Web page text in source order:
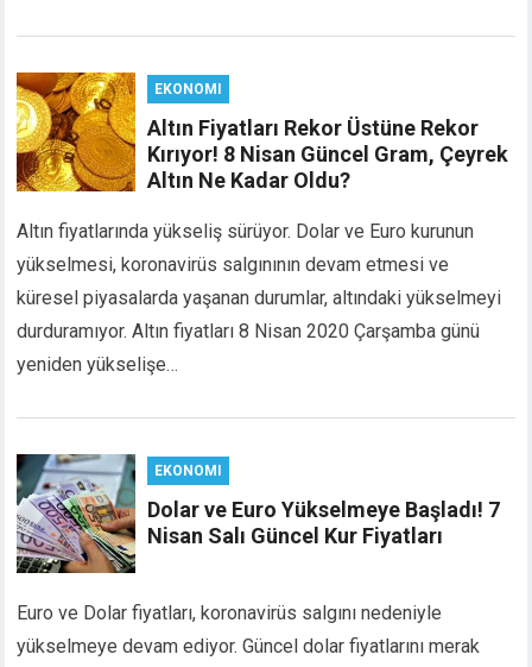
Panel
panel
panel
panel
panel
panel
satın al
panel
panel
panel
EKONOMI
Altın Fiyatları Rekor Üstüne Rekor
Kırıyor! 8 Nisan Güncel Gram, Çeyrek
Altın Ne Kadar Oldu?
Altın fiyatlarında yükseliş sürüyor. Dolar ve Euro kurunun
yükselmesi, koronavirüs salgınının devam etmesi ve
küresel piyasalarda yaşanan durumlar, altındaki yükselmeyi
durduramıyor. Altın fiyatları 8 Nisan 2020 Çarşamba günü
yeniden yükselişe…
EKONOMI
Dolar ve Euro Yükselmeye Başladı! 7
Nisan Salı Güncel Kur Fiyatları
Euro ve Dolar fiyatları, koronavirüs salgını nedeniyle
yükselmeye devam ediyor. Güncel dolar fiyatlarını merak